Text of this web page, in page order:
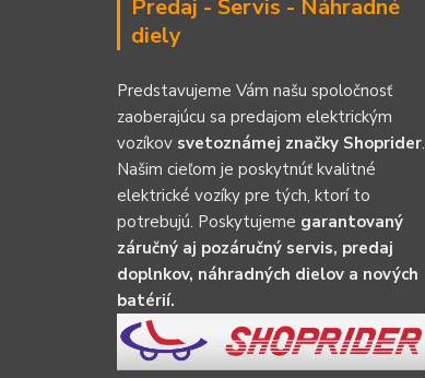
Predaj - Servis - Náhradné
diely
Predstavujeme Vám našu spoločnosť
zaoberajúcu sa predajom elektrickým
vozíkov svetoznámej značky Shoprider.
Našim cieľom je poskytnúť kvalitné
elektrické vozíky pre tých, ktorí to
potrebujú. Poskytujeme garantovaný
záručný aj pozáručný servis, predaj
doplnkov, náhradných dielov a nových
batérií.